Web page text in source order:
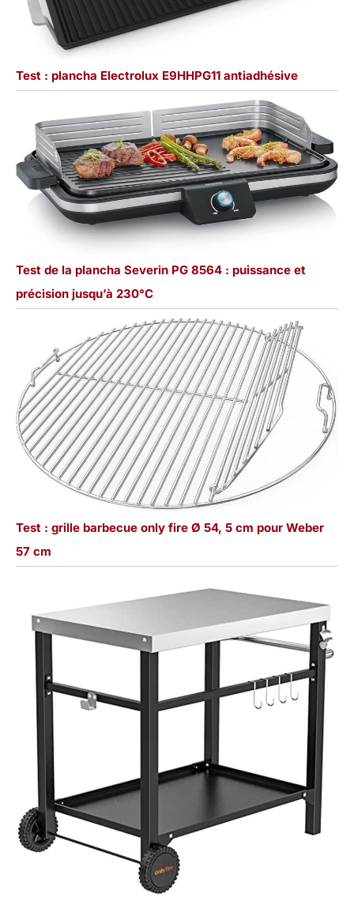
Test : plancha Electrolux E9HHPG11 antiadhésive
Test de la plancha Severin PG 8564 : puissance et
précision jusqu’à 230°C
Test : grille barbecue only fire Ø 54, 5 cm pour Weber
57 cm